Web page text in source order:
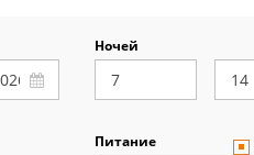
Ночей
Питание